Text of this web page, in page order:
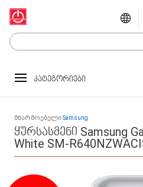
კატეგორიები
მწარმოებელიSamsung
ყურსასმენი Samsung
White SM-